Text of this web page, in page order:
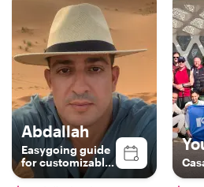
Abdallah
Easygoing guide
for customizable
tours